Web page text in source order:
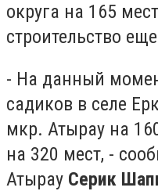
округа на 165
строительство
- На данный
садиков в селе
мкр. Атырау на
на 320 мест, -
Атырау Серик